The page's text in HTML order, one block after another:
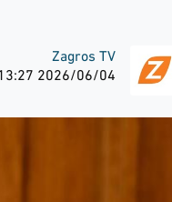
Zagros TV
2026/06/04 13:27 م